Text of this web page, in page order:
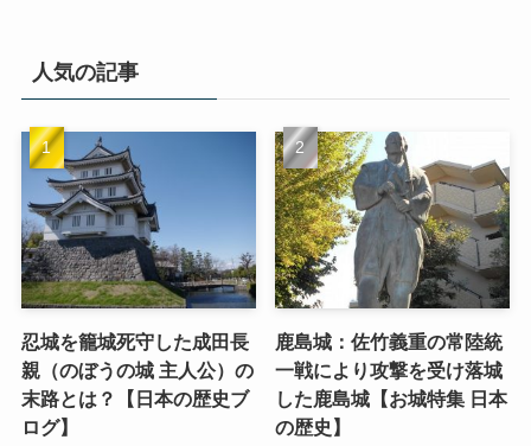
人気の記事
忍城を籠城死守した成田長
親（のぼうの城 主人公）の
末路とは？【日本の歴史ブ
ログ】
鹿島城：佐竹義重の常陸統
一戦により攻撃を受け落城
した鹿島城【お城特集 日本
の歴史】